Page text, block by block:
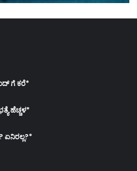
ಗೆ ಕರೆ*
ಹೆಚ್ಚಳ*
ಏನಿರಲ್ಲ?*